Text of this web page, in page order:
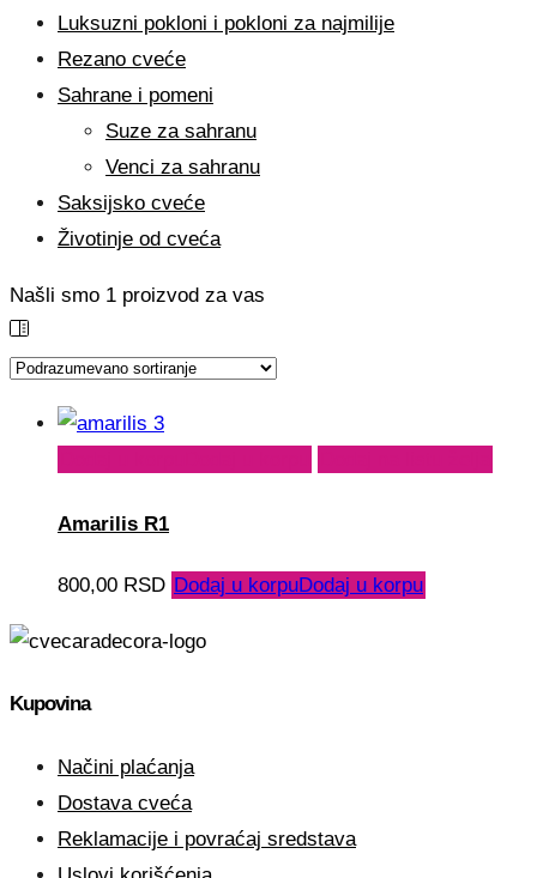
Luksuzni pokloni i pokloni za najmilije
Rezano cveće
Sahrane i pomeni
Suze za sahranu
Venci za sahranu
Saksijsko cveće
Životinje od cveća
Našli smo 1 proizvod za vas
Amarilis R1
800,00 RSD Dodaj u korpuDodaj u korpu
Kupovina
Načini plaćanja
Dostava cveća
Reklamacije i povraćaj sredstava